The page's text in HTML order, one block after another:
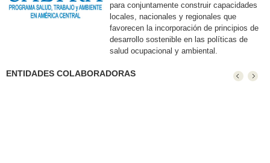
para conjuntamente construir capacidades
locales, nacionales y regionales que
favorecen la incorporación de principios de
desarrollo sostenible en las políticas de
salud ocupacional y ambiental.
ENTIDADES COLABORADORAS